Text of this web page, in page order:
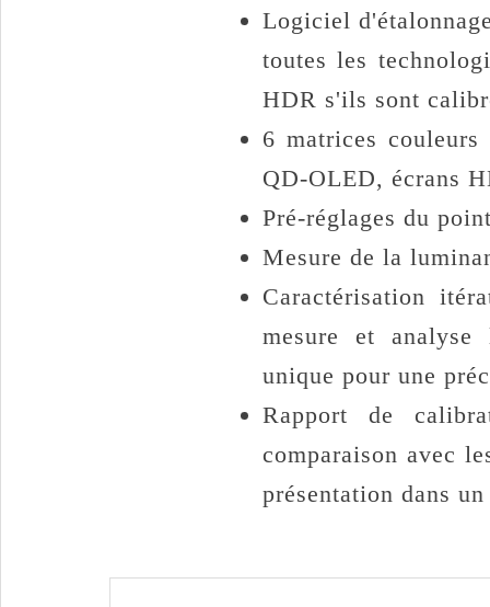
Logiciel
toutes les
HDR s'ils sont
6 matrices
QD-OLED, écrans
Pré-réglages du
Mesure de la
Caractérisation
mesure et analyse
unique pour une
Rapport de
comparaison avec
présentation dans